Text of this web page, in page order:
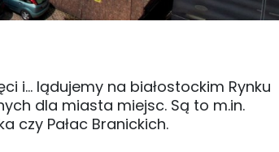
i… lądujemy na białostockim Rynku
dla miasta miejsc. Są to m.in.
czy Pałac Branickich.